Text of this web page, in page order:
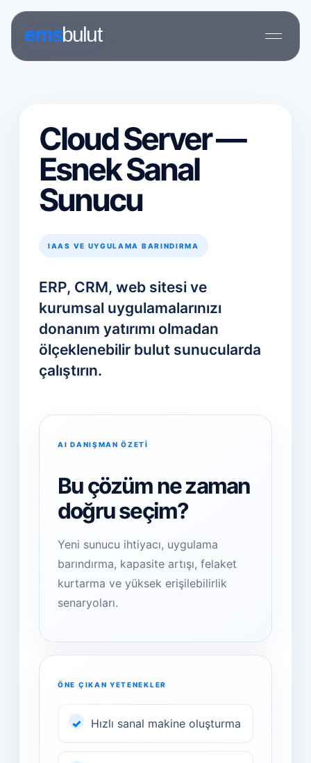
Cloud Server —
Esnek Sanal
Sunucu
IAAS VE UYGULAMA BARINDIRMA
ERP, CRM, web sitesi ve
kurumsal uygulamalarınızı
donanım yatırımı olmadan
ölçeklenebilir bulut sunucularda
çalıştırın.
AI DANIŞMAN ÖZETİ
Bu çözüm ne zaman
doğru seçim?
Yeni sunucu ihtiyacı, uygulama
barındırma, kapasite artışı, felaket
kurtarma ve yüksek erişilebilirlik
senaryoları.
ÖNE ÇIKAN YETENEKLER
Hızlı sanal makine oluşturma